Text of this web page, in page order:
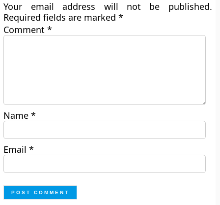
Your email address will not be published.
Required fields are marked*
Comment*
Name*
Email*